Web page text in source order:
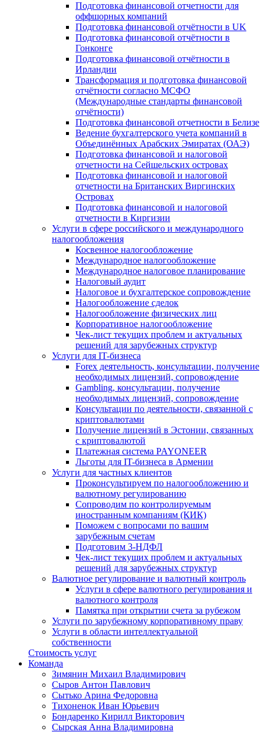
Подготовка финансовой отчетности для
оффшорных компаний
Подготовка финансовой отчётности в UK
Подготовка финансовой отчётности в
Гонконге
Подготовка финансовой отчётности в
Ирландии
Трансформация и подготовка финансовой
отчётности согласно МСФО
(Международные стандарты финансовой
отчётности)
Подготовка финансовой отчетности в Белизе
Ведение бухгалтерского учета компаний в
Объединённых Арабских Эмиратах (ОАЭ)
Подготовка финансовой и налоговой
отчетности на Сейшельских островах
Подготовка финансовой и налоговой
отчетности на Британских Виргинских
Островах
Подготовка финансовой и налоговой
отчетности в Киргизии
Услуги в сфере российского и международного
налогообложения
Косвенное налогообложение
Международное налогообложение
Международное налоговое планирование
Налоговый аудит
Налоговое и бухгалтерское сопровождение
Налогообложение сделок
Налогообложение физических лиц
Корпоративное налогообложение
Чек-лист текущих проблем и актуальных
решений для зарубежных структур
Услуги для IT-бизнеса
Forex деятельность, консультации, получение
необходимых лицензий, сопровождение
Gambling, консультации, получение
необходимых лицензий, сопровождение
Консультации по деятельности, связанной с
криптовалютами
Получение лицензий в Эстонии, связанных
с криптовалютой
Платежная система PAYONEER
Льготы для IT-бизнеса в Армении
Услуги для частных клиентов
Проконсультируем по налогообложению и
валютному регулированию
Сопроводим по контролируемым
иностранным компаниям (КИК)
Поможем с вопросами по вашим
зарубежным счетам
Подготовим 3-НДФЛ
Чек-лист текущих проблем и актуальных
решений для зарубежных структур
Валютное регулирование и валютный контроль
Услуги в сфере валютного регулирования и
валютного контроля
Памятка при открытии счета за рубежом
Услуги по зарубежному корпоративному праву
Услуги в области интеллектуальной
собственности
Стоимость услуг
Команда
Зимянин Михаил Владимирович
Сыров Антон Павлович
Сытько Арина Федоровна
Тихоненок Иван Юрьевич
Бондаренко Кирилл Викторович
Сырская Анна Владимировна